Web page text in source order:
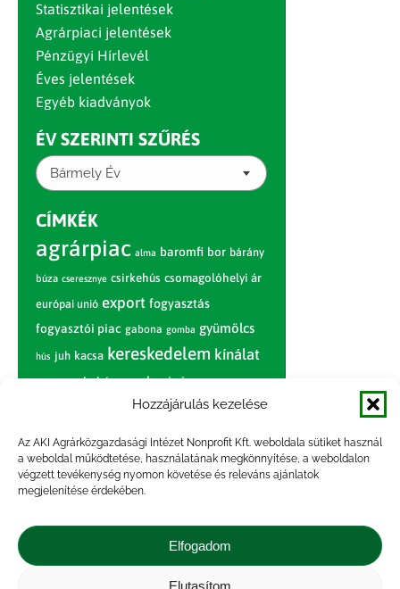
Hozzájárulás kezelése
Az AKI Agrárközgazdasági Intézet Nonprofit Kft. weboldala sütiket használ
a weboldal működtetése, használatának megkönnyítése, a weboldalon
végzett tevékenység nyomon követése és releváns ajánlatok
megjelenítése érdekében.
Elfogadom
Elutasítom
Statisztikai jelentések
Agrárpiaci jelentések
Pénzügyi Hírlevél
Éves jelentések
Egyéb kiadványok
ÉV SZERINTI SZŰRÉS
Bármely Év
CÍMKÉK
agrárpiac alma baromfi bor bárány
búza cseresznye csirkehús csomagolóhelyi ár
európai unió export fogyasztás
fogyasztói piac gabona gomba gyümölcs
hús juh kacsa kereskedelem kínálat
körte marhahús nagybani piac narancs
nemzetközi árinformációk
paradicsom piac piaci jelentés
pulyka pulykahús sertés sertéshús
szarvasmarha termelés
termelői
zöldség árak
átlagárértékesítési ár